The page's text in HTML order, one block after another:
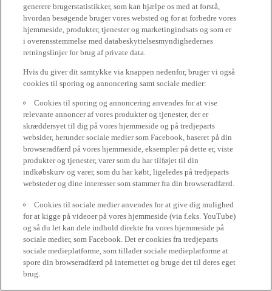
generere brugerstatistikker, som kan hjælpe os med at forstå,
hvordan besøgende bruger vores websted og for at forbedre vores
hjemmeside, produkter, tjenester og marketingindsats og som er
i overensstemmelse med databeskyttelsesmyndighedernes
retningslinjer for brug af private data.
Hvis du giver dit samtykke via knappen nedenfor, bruger vi også
cookies til sporing og annoncering samt sociale medier:
Cookies til sporing og annoncering anvendes for at vise
relevante annoncer af vores produkter og tjenester, der er
skræddersyet til dig på vores hjemmeside og på tredjeparts
websider, herunder sociale medier som Facebook, baseret på din
browseradfærd på vores hjemmeside, eksempler på dette er, viste
produkter og tjenester, varer som du har tilføjet til din
indkøbskurv og varer, som du har købt, ligeledes på tredjeparts
websteder og dine interesser som stammer fra din browseradfærd.
Cookies til sociale medier anvendes for at give dig mulighed
for at kigge på videoer på vores hjemmeside (via f.eks. YouTube)
og så du let kan dele indhold direkte fra vores hjemmeside på
sociale medier, som Facebook. Det er cookies fra tredjeparts
sociale medieplatforme, som tillader sociale medieplatforme at
spore din browseradfærd på internettet og bruge det til deres eget
brug.